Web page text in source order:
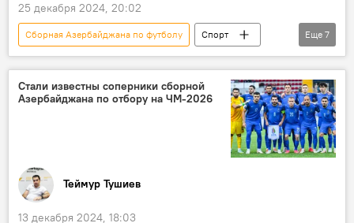
25 декабря 2024, 20:02
Сборная Азербайджана по футболу
Спорт
Азербайджан
Футбол
Россия
Товарищеский матч
ФИФА УЕФА
Еще 7
Стали известны соперники сборной
Азербайджана по отбору на ЧМ-2026
Теймур Тушиев
13 декабря 2024, 18:03